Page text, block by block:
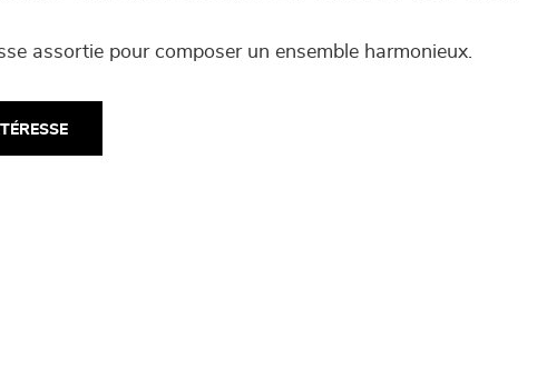
assortie pour composer un ensemble harmonieux.